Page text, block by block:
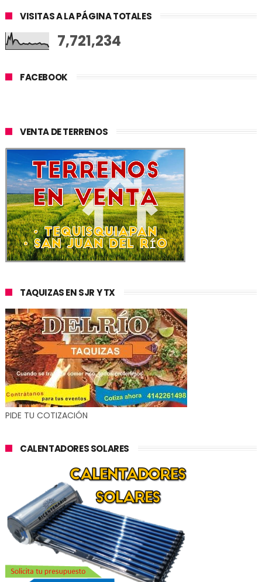
VISITAS A LA PÁGINA TOTALES
7,721,234
FACEBOOK
VENTA DE TERRENOS
TAQUIZAS EN SJR Y TX
PIDE TU COTIZACIÓN
CALENTADORES SOLARES